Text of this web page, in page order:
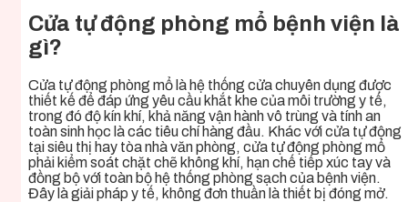
Cửa tự động phòng mổ bệnh viện là
gì?
Cửa tự động phòng mổ là hệ thống cửa chuyên dụng được
thiết kế để đáp ứng yêu cầu khắt khe của môi trường y tế,
trong đó độ kín khí, khả năng vận hành vô trùng và tính an
toàn sinh học là các tiêu chí hàng đầu. Khác với cửa tự động
tại siêu thị hay tòa nhà văn phòng, cửa tự động phòng mổ
phải kiểm soát chặt chẽ không khí, hạn chế tiếp xúc tay và
đồng bộ với toàn bộ hệ thống phòng sạch của bệnh viện.
Đây là giải pháp y tế, không đơn thuần là thiết bị đóng mở.